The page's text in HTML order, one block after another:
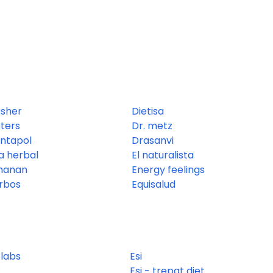
herbal
Dietisa
Dr. metz
Drasanvi
El naturalista
Energy feelings
Equisalud
Esi